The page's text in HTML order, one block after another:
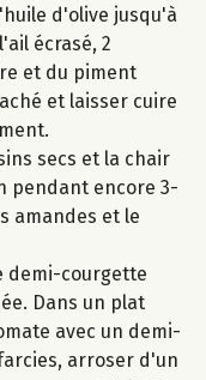
d'olive jusqu'à
écrasé, 2
et du piment
et laisser cuire
secs et la chair
pendant encore 3-
amandes et le
demi-courgette
Dans un plat
avec un demi-
arroser d'un